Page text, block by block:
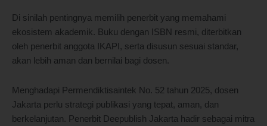
Di sinilah pentingnya memilih penerbit yang memahami
ekosistem akademik. Buku dengan ISBN resmi, diterbitkan
oleh penerbit anggota IKAPI, serta disusun sesuai standar,
akan lebih aman dan bernilai bagi dosen.
Menghadapi Permendiktisaintek No. 52 tahun 2025, dosen
Jakarta perlu strategi publikasi yang tepat, aman, dan
berkelanjutan. Penerbit Deepublish Jakarta hadir sebagai mitra